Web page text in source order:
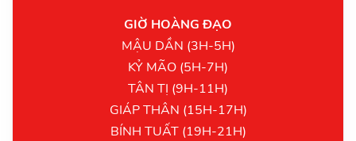
GIỜ HOÀNG ĐẠO
MẬU DẦN (3H-5H)
KỶ MÃO (5H-7H)
TÂN TỊ (9H-11H)
GIÁP THÂN (15H-17H)
BÍNH TUẤT (19H-21H)